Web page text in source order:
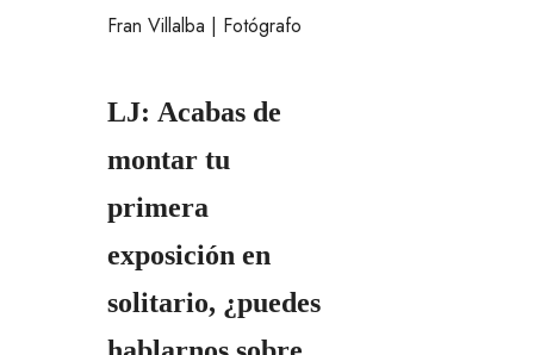
Fran Villalba | Fotógrafo
LJ: Acabas de
montar tu
primera
exposición en
solitario, ¿puedes